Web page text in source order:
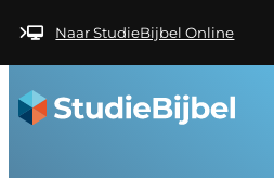
Naar StudieBijbel Online